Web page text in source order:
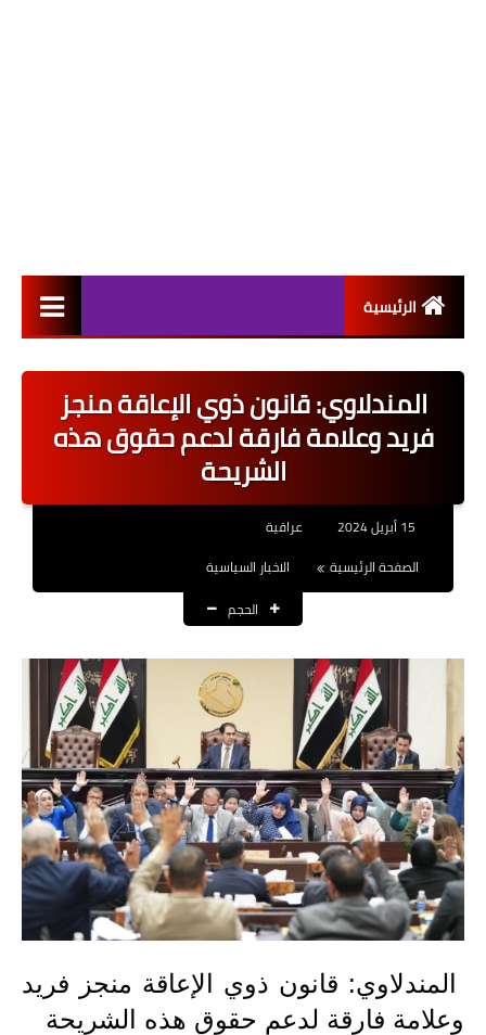
الرئيسية
اخبار القطاع العام
اخبار القطاع الخاص
نتائج التعيينات
العقود والاجور اليومية
الرواتب والقروض
الرواتب
القروض والسلف
المنح المالية
قطع الاراضي
اخبار العراق
الاخبار السياسية
الاخبار الاقتصادية
المندلاوي: قانون ذوي الإعاقة منجز
فريد وعلامة فارقة لدعم حقوق هذه
الشريحة
عراقية
الصفحة الرئيسية
الاخبار السياسية
الحجم
المندلاوي: قانون ذوي الإعاقة منجز فريد
وعلامة فارقة لدعم حقوق هذه الشريحة